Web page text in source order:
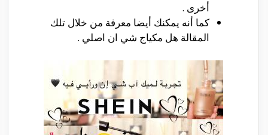
أخرى .
كما أنه يمكنك أيضا معرفة من خلال تلك
المقالة هل مكياج شي ان اصلي .